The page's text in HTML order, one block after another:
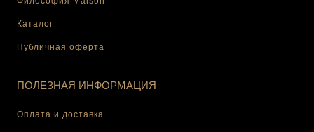
Каталог
Публичная оферта
ПОЛЕЗНАЯ ИНФОРМАЦИЯ
Оплата и доставка